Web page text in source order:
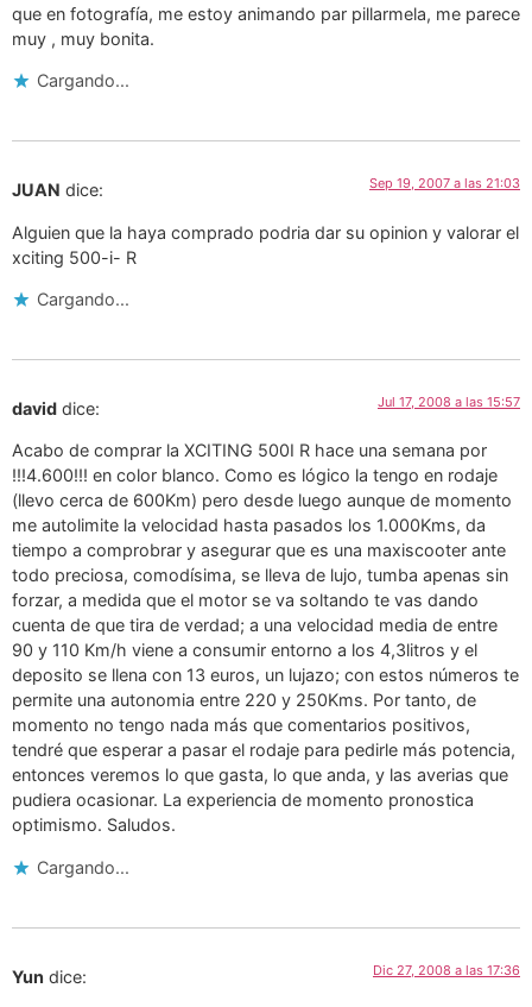
que en fotografía, me estoy animando par pillarmela, me parece
muy , muy bonita.
Cargando...
JUAN dice: Sep 19, 2007 a las 21:03
Alguien que la haya comprado podria dar su opinion y valorar el
xciting 500-i- R
Cargando...
david dice: Jul 17, 2008 a las 15:57
Acabo de comprar la XCITING 500I R hace una semana por
!!!4.600!!! en color blanco. Como es lógico la tengo en rodaje
(llevo cerca de 600Km) pero desde luego aunque de momento
me autolimite la velocidad hasta pasados los 1.000Kms, da
tiempo a comprobrar y asegurar que es una maxiscooter ante
todo preciosa, comodísima, se lleva de lujo, tumba apenas sin
forzar, a medida que el motor se va soltando te vas dando
cuenta de que tira de verdad; a una velocidad media de entre
90 y 110 Km/h viene a consumir entorno a los 4,3litros y el
deposito se llena con 13 euros, un lujazo; con estos números te
permite una autonomia entre 220 y 250Kms. Por tanto, de
momento no tengo nada más que comentarios positivos,
tendré que esperar a pasar el rodaje para pedirle más potencia,
entonces veremos lo que gasta, lo que anda, y las averias que
pudiera ocasionar. La experiencia de momento pronostica
optimismo. Saludos.
Cargando...
Yun dice: Dic 27, 2008 a las 17:36